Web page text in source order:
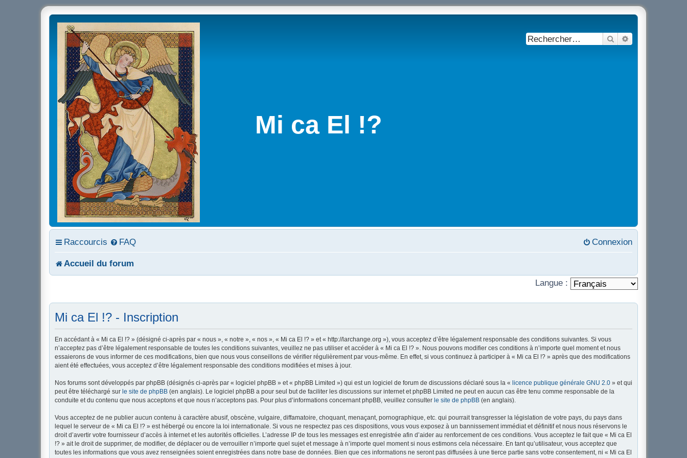
Mi ca El !?
Rechercher
Raccourcis FAQ Connexion
Accueil du forum
Langue :
Mi ca El !? - Inscription
En accédant à « Mi ca El !? » (désigné ci-après par « nous », « notre », « nos », « Mi ca El !? » et « http://larchange.org »), vous acceptez d’être légalement responsable des conditions suivantes. Si vous
n’acceptez pas d’être légalement responsable de toutes les conditions suivantes, veuillez ne pas utiliser et accéder à « Mi ca El !? ». Nous pouvons modifier ces conditions à n’importe quel moment et nous
essaierons de vous informer de ces modifications, bien que nous vous conseillons de vérifier régulièrement par vous-même. En effet, si vous continuez à participer à « Mi ca El !? » après que des modifications
aient été effectuées, vous acceptez d’être légalement responsable des conditions modifiées et mises à jour.
Nos forums sont développés par phpBB (désignés ci-après par « logiciel phpBB » et « phpBB Limited ») qui est un logiciel de forum de discussions déclaré sous la « licence publique générale GNU 2.0 » et qui
peut être téléchargé sur le site de phpBB (en anglais). Le logiciel phpBB a pour seul but de faciliter les discussions sur internet et phpBB Limited ne peut en aucun cas être tenu comme responsable de la
conduite et du contenu que nous acceptons et que nous n’acceptons pas. Pour plus d’informations concernant phpBB, veuillez consulter le site de phpBB (en anglais).
Vous acceptez de ne publier aucun contenu à caractère abusif, obscène, vulgaire, diffamatoire, choquant, menaçant, pornographique, etc. qui pourrait transgresser la législation de votre pays, du pays dans
lequel le serveur de « Mi ca El !? » est hébergé ou encore la loi internationale. Si vous ne respectez pas ces dispositions, vous vous exposez à un bannissement immédiat et définitif et nous nous réservons le
droit d’avertir votre fournisseur d’accès à internet et les autorités officielles. L’adresse IP de tous les messages est enregistrée afin d’aider au renforcement de ces conditions. Vous acceptez le fait que « Mi ca El
!? » ait le droit de supprimer, de modifier, de déplacer ou de verrouiller n’importe quel sujet et message à n’importe quel moment si nous estimons cela nécessaire. En tant qu’utilisateur, vous acceptez que
toutes les informations que vous avez renseignées soient enregistrées dans notre base de données. Bien que ces informations ne seront pas diffusées à une tierce partie sans votre consentement, ni « Mi ca El